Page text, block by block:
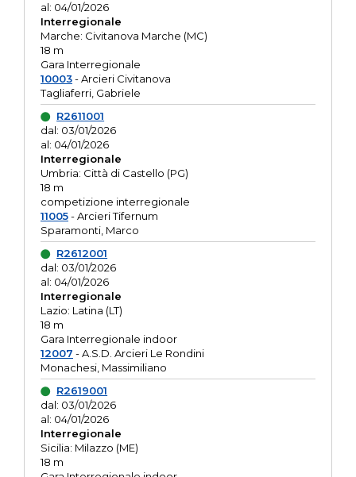
al: 04/01/2026
Interregionale
Marche: Civitanova Marche (MC)
18 m
Gara Interregionale
10003- Arcieri Civitanova
Tagliaferri, Gabriele
R2611001
dal: 03/01/2026
al: 04/01/2026
Interregionale
Umbria: Città di Castello (PG)
18 m
competizione interregionale
11005- Arcieri Tifernum
Sparamonti, Marco
R2612001
dal: 03/01/2026
al: 04/01/2026
Interregionale
Lazio: Latina (LT)
18 m
Gara Interregionale indoor
12007 - A.S.D. Arcieri Le Rondini
Monachesi, Massimiliano
R2619001
dal: 03/01/2026
al: 04/01/2026
Interregionale
Sicilia: Milazzo (ME)
18 m